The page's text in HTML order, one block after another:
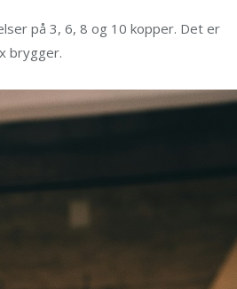
på 3, 6, 8 og 10 kopper. Det er
brygger.